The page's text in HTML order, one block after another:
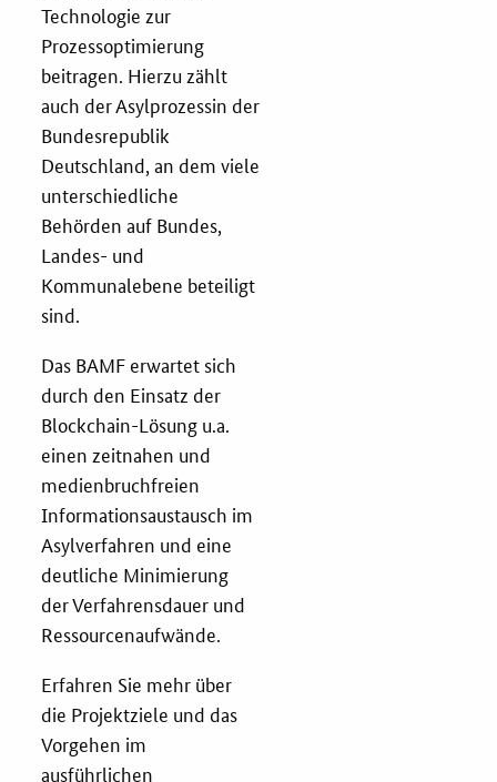
E-Learning
KOINNOvationsplatz
Praxisbeispiele
Marketing-Guide
Playbook
Zertifizierung
Innovationspreis
EU-Förderung
Aktuelles
Fördermöglichkeiten
Service und Kontakt
Praxisbeispiele
Downloads
Technologie zur
Prozessoptimierung
beitragen. Hierzu zählt
auch der Asylprozessin der
Bundesrepublik
Deutschland, an dem viele
unterschiedliche
Behörden auf Bundes,
Landes- und
Kommunalebene beteiligt
sind.
Das BAMF erwartet sich
durch den Einsatz der
Blockchain-Lösung u.a.
einen zeitnahen und
medienbruchfreien
Informationsaustausch im
Asylverfahren und eine
deutliche Minimierung
der Verfahrensdauer und
Ressourcenaufwände.
Erfahren Sie mehr über
die Projektziele und das
Vorgehen im
ausführlichen